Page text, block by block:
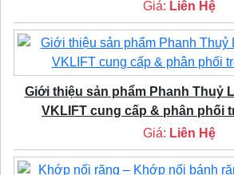
Giá: Liên Hệ
Giới thiệu sản phẩm Phanh Thuỷ
VKLIFT cung cấp & phân phối
Giá: Liên Hệ